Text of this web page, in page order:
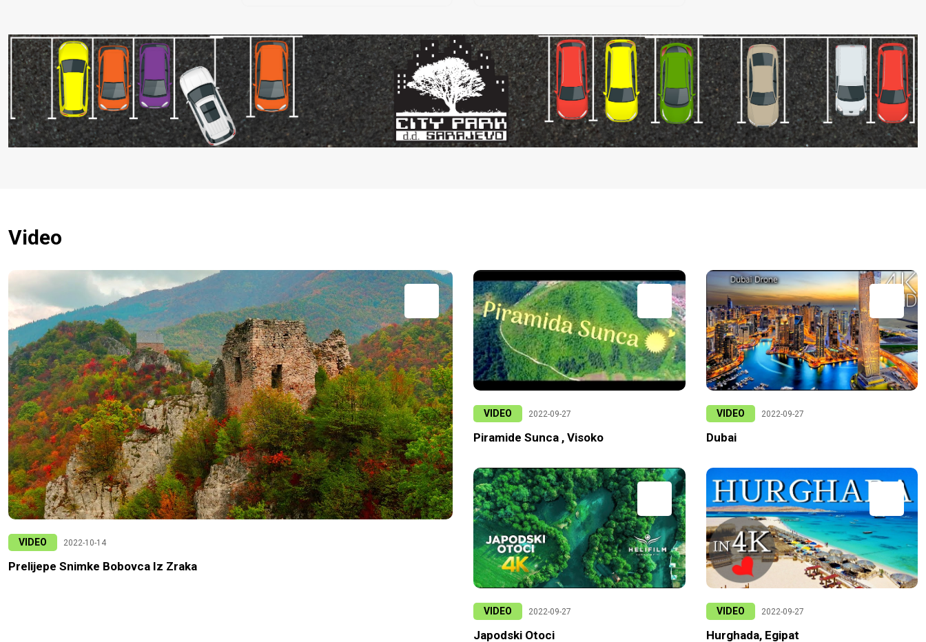
Video
VIDEO 2022-10-14
Prelijepe Snimke Bobovca Iz Zraka
VIDEO 2022-09-27
Piramide Sunca , Visoko
VIDEO 2022-09-27
Japodski Otoci
VIDEO 2022-09-27
Dubai
VIDEO 2022-09-27
Hurghada, Egipat